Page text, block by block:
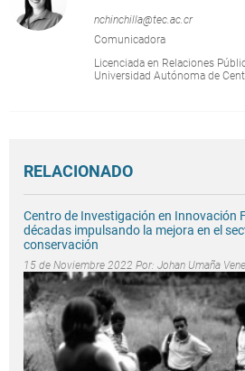
nchinchilla@tec.ac.cr
Comunicadora
Licenciada en Relaciones
Universidad Autónoma de
RELACIONADO
Centro de Investigación en Innovación
décadas impulsando la mejora en el
conservación
15 de Noviembre 2022 Por: Johan Umaña